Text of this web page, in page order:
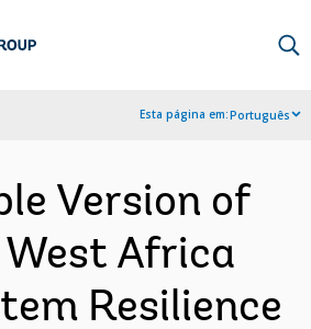
Esta página em:Português
Version of
Africa
Resilience